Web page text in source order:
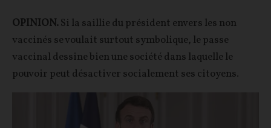
OPINION.Si la saillie du président envers les non
vaccinés se voulait surtout symbolique, le passe
vaccinal dessine bien une société dans laquelle le
pouvoir peut désactiver socialement ses citoyens.